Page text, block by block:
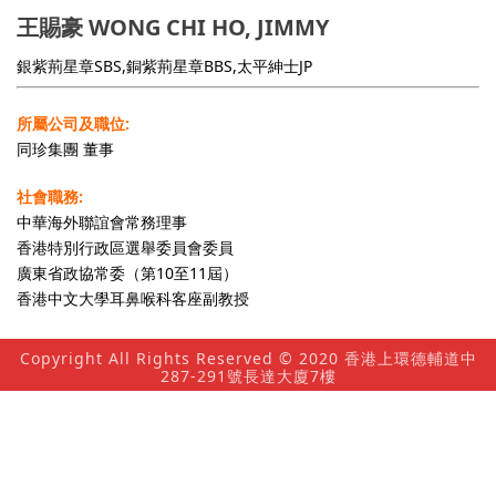
王賜豪 WONG CHI HO, JIMMY
銀紫荊星章SBS,銅紫荊星章BBS,太平紳士JP
所屬公司及職位:
同珍集團 董事
社會職務:
中華海外聯誼會常務理事
香港特別行政區選舉委員會委員
廣東省政協常委（第10至11屆）
香港中文大學耳鼻喉科客座副教授
Copyright All Rights Reserved © 2020 香港上環德輔道中
287-291號長達大廈7樓